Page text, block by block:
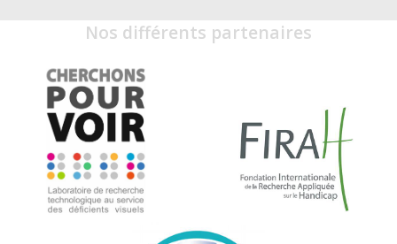
Nos différents partenaires